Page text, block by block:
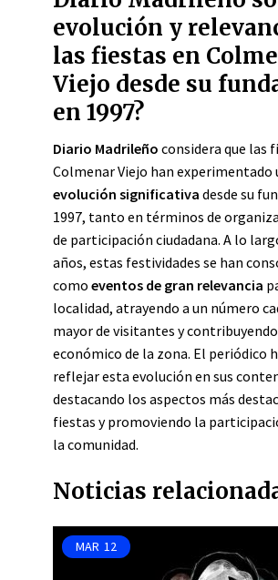
evolución y
las fiestas en
Viejo desde su
en 1997?
Diario Madrileño considera que las
Colmenar Viejo han experimentado
evolución significativa desde su
1997, tanto en términos de
de participación ciudadana. A lo
años, estas festividades se han
como eventos de gran relevancia
localidad, atrayendo a un número
mayor de visitantes y
económico de la zona. El periódico
reflejar esta evolución en sus
destacando los aspectos más
fiestas y promoviendo la
la comunidad.
Noticias
MAR 12